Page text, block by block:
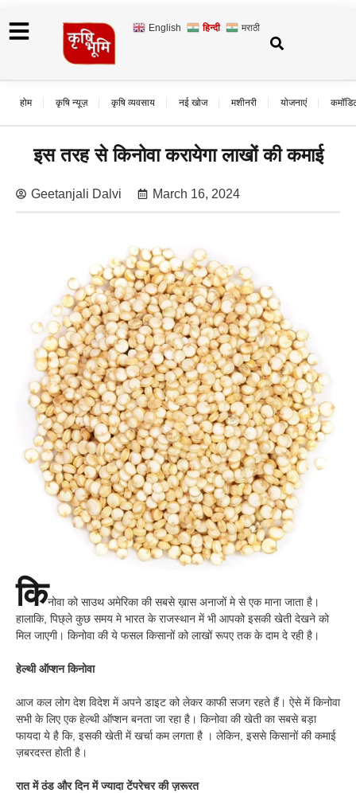
English हिन्दी मराठी
होम कृषि न्यूज़ कृषि व्यवसाय नई खोज मशीनरी योजनाएं
इस तरह से किनोवा करायेगा लाखों की कमाई
Geetanjali Dalvi March 16, 2024
किनोवा को साउथ अमेरिका की सबसे ख़ास अनाजों मे से एक माना जाता है।
हालाकि, पिछ्ले कुछ समय मे भारत के राजस्थान में भी आपको इसकी खेती देखने को
मिल जाएगी। किनोवा की ये फसल किसानों को लाखों रूपए तक के दाम दे रही है।
हेल्थी ऑप्शन किनोवा
आज कल लोग देश विदेश में अपने डाइट को लेकर काफी सजग रहते हैं। ऐसे में किनोवा
सभी के लिए एक हेल्थी ऑप्शन बनता जा रहा है। किनोवा की खेती का सबसे बड़ा
फायदा ये है कि, इसकी खेती में खर्चा कम लगता है । लेकिन, इससे किसानों की कमाई
ज़बरदस्त होती है।
रात में ठंड और दिन में ज्यादा टेंपरेचर की ज़रूरत